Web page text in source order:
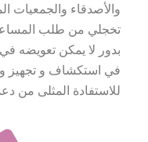
والأصدقاء والجمعيات
تخجلي من طلب
بدور لا يمكن تعويضه
في استكشاف و تجهيز
للاستفادة المثلى من